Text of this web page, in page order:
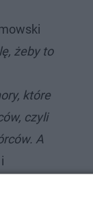
żeby to
które
czyli
A